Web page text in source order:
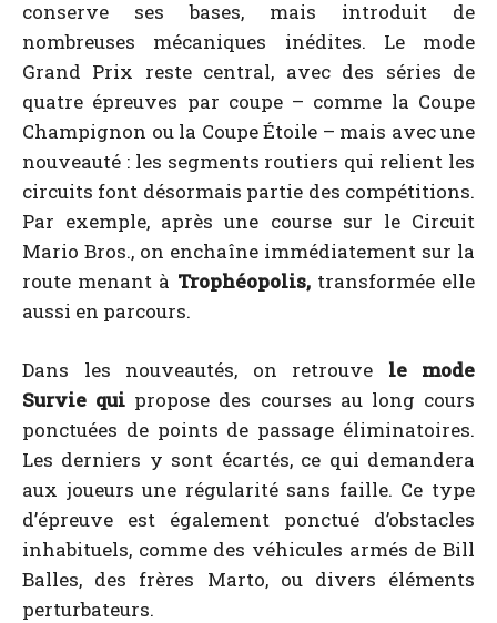
conserve ses bases, mais introduit de
nombreuses mécaniques inédites. Le mode
Grand Prix reste central, avec des séries de
quatre épreuves par coupe – comme la Coupe
Champignon ou la Coupe Étoile – mais avec une
nouveauté : les segments routiers qui relient les
circuits font désormais partie des compétitions.
Par exemple, après une course sur le Circuit
Mario Bros., on enchaîne immédiatement sur la
route menant à Trophéopolis,transformée elle
aussi en parcours.
Dans les nouveautés, on retrouve le mode
Survie qui propose des courses au long cours
ponctuées de points de passage éliminatoires.
Les derniers y sont écartés, ce qui demandera
aux joueurs une régularité sans faille. Ce type
d’épreuve est également ponctué d’obstacles
inhabituels, comme des véhicules armés de Bill
Balles, des frères Marto, ou divers éléments
perturbateurs.